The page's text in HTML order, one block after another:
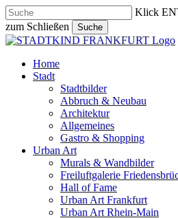
Skip
to
main
content
Klick
zum Schließen
Suche
Close
search
Menu
Home
Stadt
Stadtbilder
Abbruch & Neubau
Architektur
Allgemeines
Gastro & Shopping
Urban Art
Murals & Wandbilder
Freiluftgalerie
Hall of Fame
Urban Art Frankfurt
Urban Art Rhein-Main